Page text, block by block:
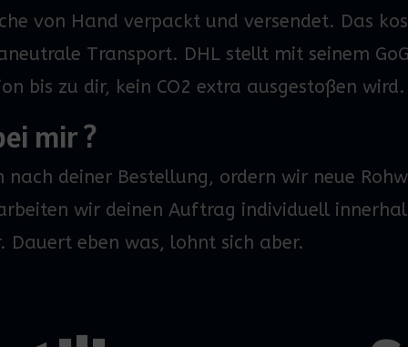
von Hand verpackt und versendet. Das
Transport. DHL stellt mit seinem
bis zu dir, kein CO2 extra ausgestoßen
mir ?
deiner Bestellung, ordern wir neue
wir deinen Auftrag individuell
Dauert eben was, lohnt sich aber.